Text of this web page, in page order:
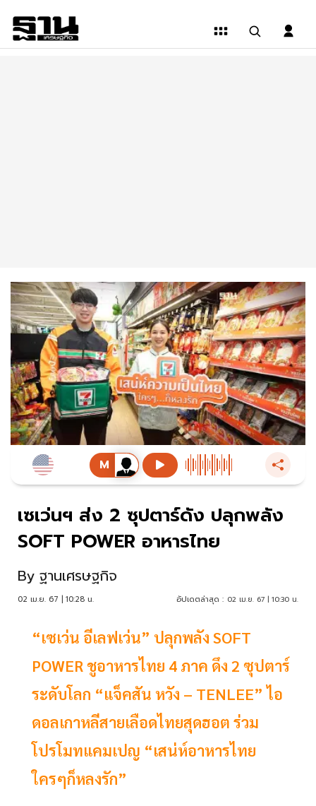
เซเว่นฯ ส่ง 2 ซุปตาร์ดัง ปลุกพลัง
SOFT POWER อาหารไทย
By ฐานเศรษฐกิจ
02 เม.ย. 67 | 10:28 น. อัปเดตล่าสุด : 02 เม.ย. 67 | 10:30 น.
“เซเว่น อีเลฟเว่น” ปลุกพลัง SOFT
POWER ชูอาหารไทย 4 ภาค ดึง 2 ซุปตาร์
ระดับโลก “แจ็คสัน หวัง – TENLEE” ไอ
ดอลเกาหลีสายเลือดไทยสุดฮอต ร่วม
โปรโมทแคมเปญ “เสน่ห์อาหารไทย
ใครๆก็หลงรัก”